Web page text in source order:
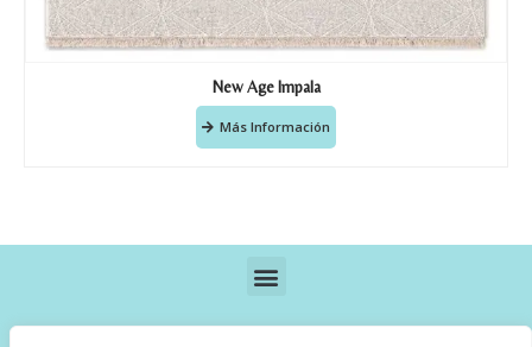
New Age Impala
Más Información